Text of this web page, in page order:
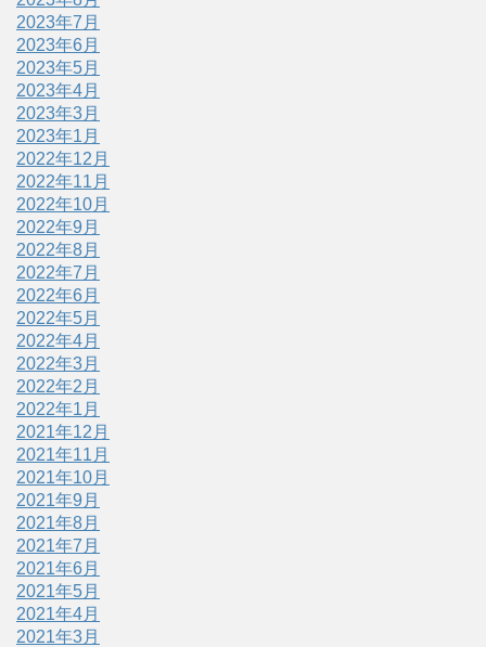
2023年7月
2023年6月
2023年5月
2023年4月
2023年3月
2023年1月
2022年12月
2022年11月
2022年10月
2022年9月
2022年8月
2022年7月
2022年6月
2022年5月
2022年4月
2022年3月
2022年2月
2022年1月
2021年12月
2021年11月
2021年10月
2021年9月
2021年8月
2021年7月
2021年6月
2021年5月
2021年4月
2021年3月